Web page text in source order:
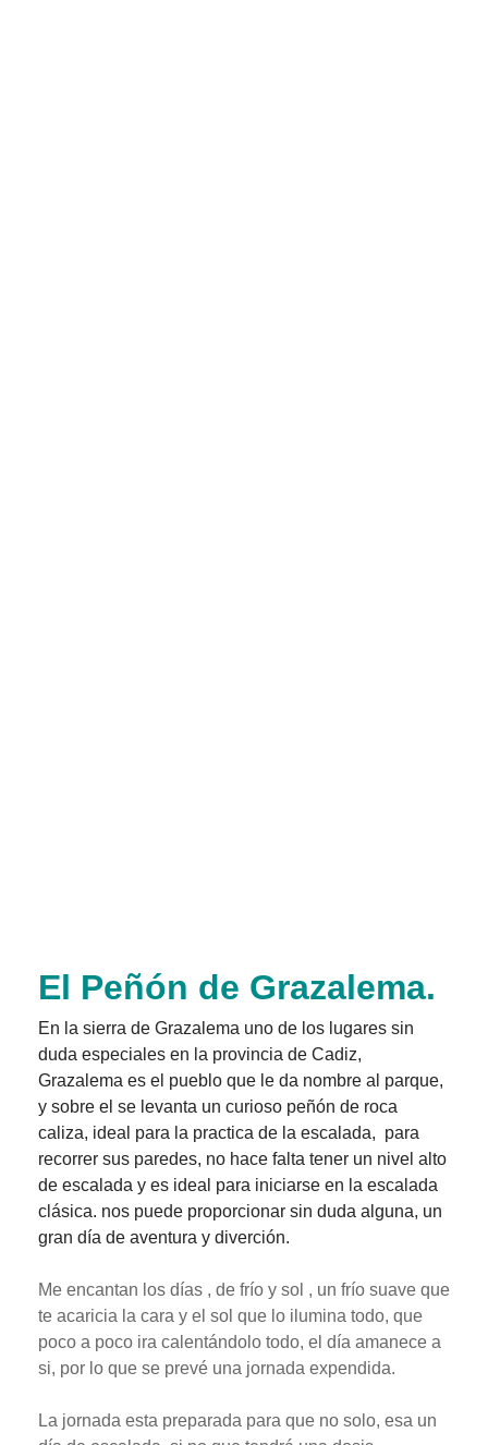
El Peñón de Grazalema.
En la sierra de Grazalema uno de los lugares sin
duda especiales en la provincia de Cadiz,
Grazalema es el pueblo que le da nombre al parque,
y sobre el se levanta un curioso peñón de roca
caliza, ideal para la practica de la escalada, para
recorrer sus paredes, no hace falta tener un nivel alto
de escalada y es ideal para iniciarse en la escalada
clásica. nos puede proporcionar sin duda alguna, un
gran día de aventura y diverción.
Me encantan los días , de frío y sol , un frío suave que
te acaricia la cara y el sol que lo ilumina todo, que
poco a poco ira calentándolo todo, el día amanece a
si, por lo que se prevé una jornada expendida.
La jornada esta preparada para que no solo, esa un